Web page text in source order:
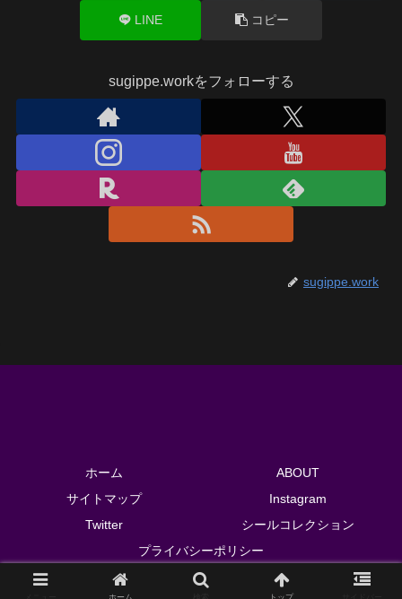
LINE コピー
sugippe.workをフォローする
sugippe.work
ホーム
ABOUT
サイトマップ
Instagram
Twitter
シールコレクション
プライバシーポリシー
© 2018 sugippe.work.
ホーム トップ